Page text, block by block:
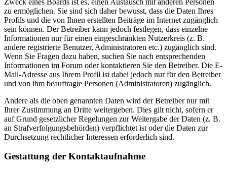
zu ermöglichen. Sie sind sich daher bewusst, dass die Daten Ihres
Profils und die von Ihnen erstellten Beiträge im Internet zugänglich
sein können. Der Betreiber kann jedoch festlegen, dass einzelne
Informationen nur für einen eingeschränkten Nutzerkreis (z. B.
andere registrierte Benutzer, Administratoren etc.) zugänglich sind.
Wenn Sie Fragen dazu haben, suchen Sie nach entsprechenden
Informationen im Forum oder kontaktieren Sie den Betreiber. Die E-
Mail-Adresse aus Ihrem Profil ist dabei jedoch nur für den Betreiber
und von ihm beauftragte Personen (Administratoren) zugänglich.
Andere als die oben genannten Daten wird der Betreiber nur mit
Ihrer Zustimmung an Dritte weitergeben. Dies gilt nicht, sofern er
auf Grund gesetzlicher Regelungen zur Weitergabe der Daten (z. B.
an Strafverfolgungsbehörden) verpflichtet ist oder die Daten zur
Durchsetzung rechtlicher Interessen erforderlich sind.
Gestattung der Kontaktaufnahme